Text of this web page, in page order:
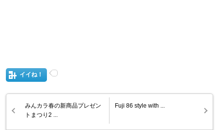
イイね！
みんカラ春の新商品プレゼン
トまつり2 ...
Fuji 86 style with ...